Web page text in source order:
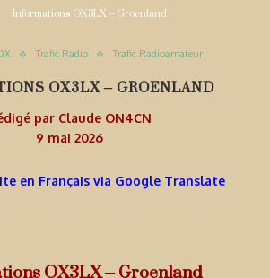
Informations OX3LX – Groenland
Trafic Radio Trafic Radioamateur
OX3LX – GROENLAND
par Claude ON4CN
9 mai 2026
en Français via Google Translate